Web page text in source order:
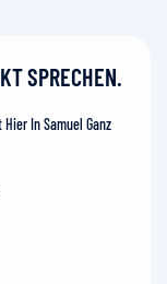
SPRECHEN.
In Samuel Ganz